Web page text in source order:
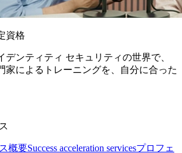
資格
デンティティ セキュリティの世界で、
家によるトレーニングを、自分に合った
概要Success acceleration servicesプロフェ